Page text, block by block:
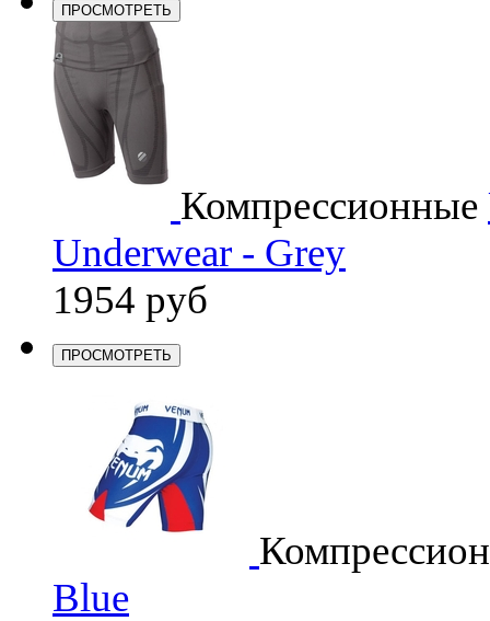
ПРОСМОТРЕТЬ
Компрессионные
Underwear - Grey
1954 руб
ПРОСМОТРЕТЬ
Blue